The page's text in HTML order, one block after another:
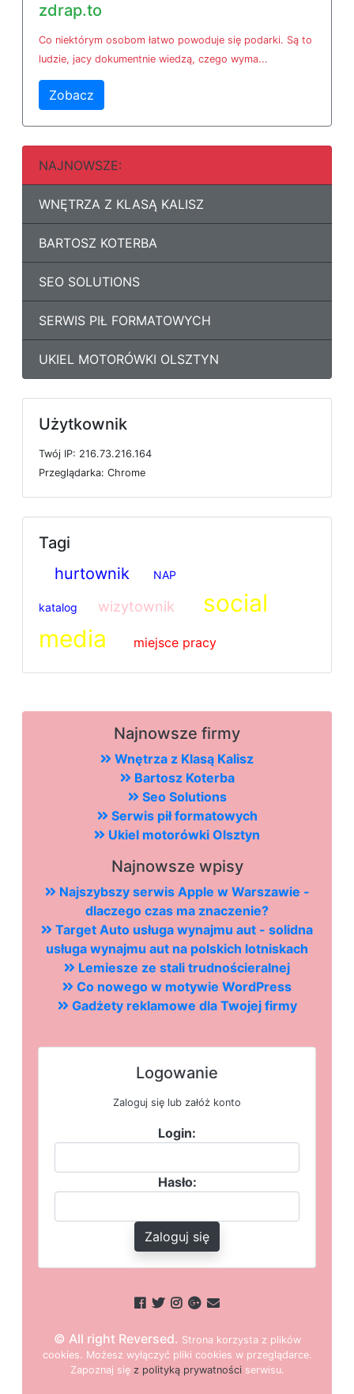
zdrap.to
Co niektórym osobom łatwo powoduje się podarki. Są to
ludzie, jacy dokumentnie wiedzą, czego wyma...
Zobacz
NAJNOWSZE:
WNĘTRZA Z KLASĄ KALISZ
BARTOSZ KOTERBA
SEO SOLUTIONS
SERWIS PIŁ FORMATOWYCH
UKIEL MOTORÓWKI OLSZTYN
Użytkownik
Twój IP: 216.73.216.164
Przeglądarka: Chrome
Tagi
hurtownik
NAP
katalog wizytownik
social
media
miejsce pracy
Najnowsze firmy
Wnętrza z Klasą Kalisz
Bartosz Koterba
Seo Solutions
Serwis pił formatowych
Ukiel motorówki Olsztyn
Najnowsze wpisy
Najszybszy serwis Apple w Warszawie -
dlaczego czas ma znaczenie?
Target Auto usługa wynajmu aut - solidna
usługa wynajmu aut na polskich lotniskach
Lemiesze ze stali trudnościeralnej
Co nowego w motywie WordPress
Gadżety reklamowe dla Twojej firmy
Logowanie
Zaloguj się lub załóż konto
Login:
Hasło:
Zaloguj się
© All right Reversed. Strona korzysta z plików
cookies. Możesz wyłączyć pliki cookies w przeglądarce.
Zapoznaj się z polityką prywatności serwisu.